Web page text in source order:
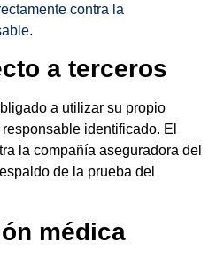
contra la
.
a terceros
a utilizar su propio
identificado. El
la compañía aseguradora del
de la prueba del
médica